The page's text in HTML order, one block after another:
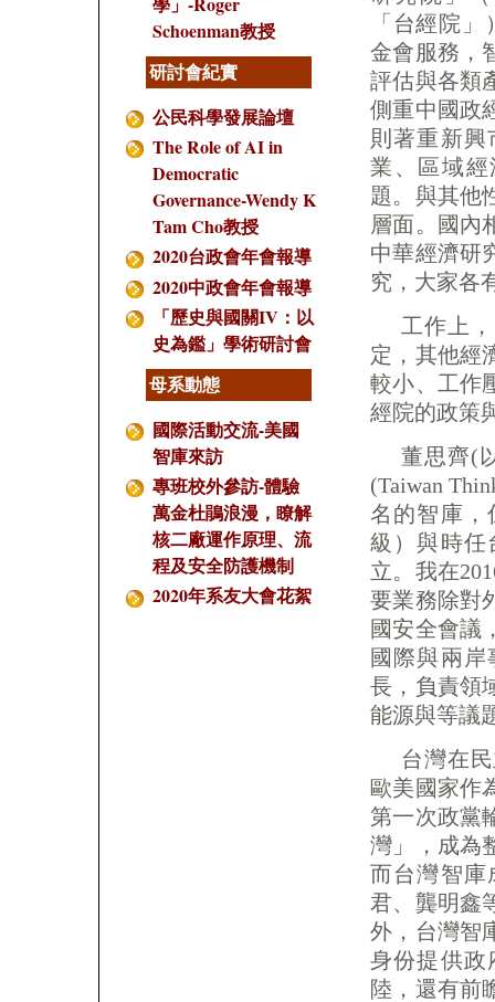
Schoenman教授
研討會紀實
公民科學發展論壇
The Role of AI in
Democratic
Governance-Wendy K
Tam Cho教授
2020台政會年會報導
2020中政會年會報導
「歷史與國關IV：以
史為鑑」學術研討會
母系動態
國際活動交流-美國
智庫來訪
專班校外參訪-體驗
萬金杜鵑浪漫，瞭解
核二廠運作原理、流
程及安全防護機制
2020年系友大會花絮
「台經院
金會服務，
評估與各類
側重中國政
則著重新
業、區域經
題。與其他
層面。國內
中華經濟研
究，大家各
工作上
定，其他經
較小、工作
經院的政策
董思齊(
(Taiwan
名的智庫，
級）與時任
立。我在
要業務除對
國安全會議
國際與兩岸
長，負責領
能源與等議
台灣在
歐美國家作
第一次政黨
灣」，成為
而台灣智庫
君、龔明鑫
外，台灣智
身份提供政
陸，還有前